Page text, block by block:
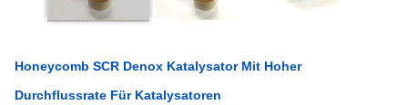
Honeycomb SCR Denox Katalysator Mit Hoher
Durchflussrate Für Katalysatoren